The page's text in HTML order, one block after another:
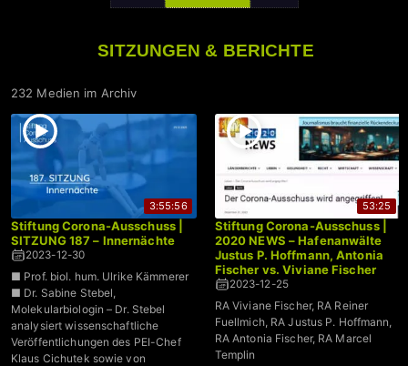
SITZUNGEN & BERICHTE
232 Medien im Archiv
3:55:56
Stiftung Corona-Ausschuss |
SITZUNG 187 – Innernächte
2023-12-30
■ Prof. biol. hum. Ulrike Kämmerer
■ Dr. Sabine Stebel,
Molekularbiologin – Dr. Stebel
analysiert wissenschaftliche
Veröffentlichungen des PEI-Chef
Klaus Cichutek sowie von
53:25
Stiftung Corona-Ausschuss |
2020 NEWS – Hafenanwälte
Justus P. Hoffmann, Antonia
Fischer vs. Viviane Fischer
2023-12-25
RA Viviane Fischer, RA Reiner
Fuellmich, RA Justus P. Hoffmann,
RA Antonia Fischer, RA Marcel
Templin